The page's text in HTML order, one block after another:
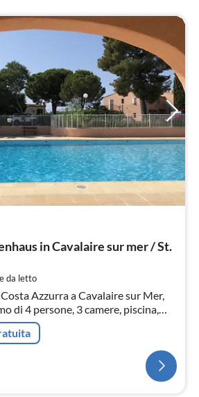
in Cavalaire sur mer / St.
da letto
Azzurra a Cavalaire sur Mer,
di 4 persone, 3 camere, piscina,